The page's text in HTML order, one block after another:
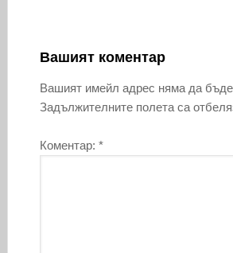
Вашият коментар
Вашият имейл адрес няма да
Задължителните полета са
Коментар: *